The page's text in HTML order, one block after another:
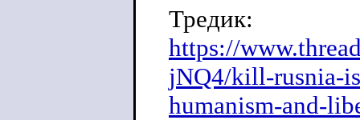
Тредик:
https://
jNQ4/kill-rusnia-
humanism-and-